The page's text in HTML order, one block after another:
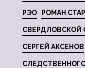
РЭО РОМАН
СВЕРДЛОВСКОЙ
СЕРГЕЙ АКСЕНОВ